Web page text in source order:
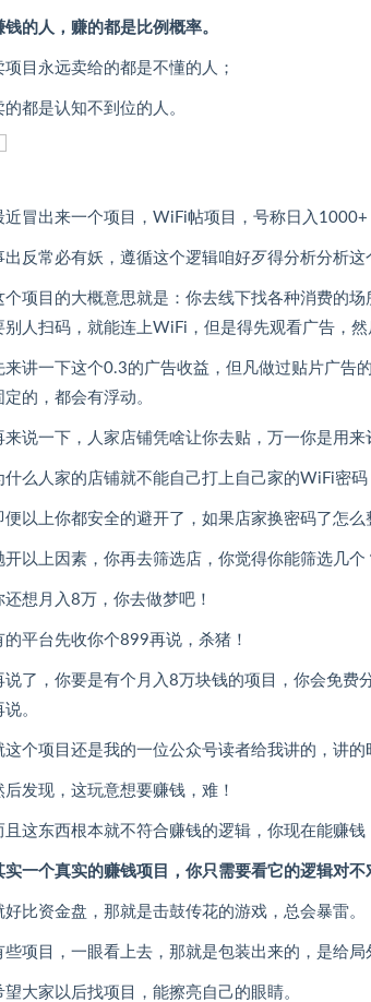
钱的人，赚的都是比例概率。
项目永远卖给的都是不懂的人；
的都是认知不到位的人。
近冒出来一个项目，WiFi帖项目，号称日入1000+
出反常必有妖，遵循这个逻辑咱好歹得分析分析这
个项目的大概意思就是：你去线下找各种消费的
别人扫码，就能连上WiFi，但是得先观看广告，然
来讲一下这个0.3的广告收益，但凡做过贴片广告
定的，都会有浮动。
来说一下，人家店铺凭啥让你去贴，万一你是用来
什么人家的店铺就不能自己打上自己家的WiFi密
便以上你都安全的避开了，如果店家换密码了怎么
开以上因素，你再去筛选店，你觉得你能筛选几个
还想月入8万，你去做梦吧！
的平台先收你个899再说，杀猪！
说了，你要是有个月入8万块钱的项目，你会免费
说。
这个项目还是我的一位公众号读者给我讲的，讲的
后发现，这玩意想要赚钱，难！
且这东西根本就不符合赚钱的逻辑，你现在能赚钱
实一个真实的赚钱项目，你只需要看它的逻辑对不
好比资金盘，那就是击鼓传花的游戏，总会暴雷。
些项目，一眼看上去，那就是包装出来的，是给局
望大家以后找项目，能擦亮自己的眼睛。